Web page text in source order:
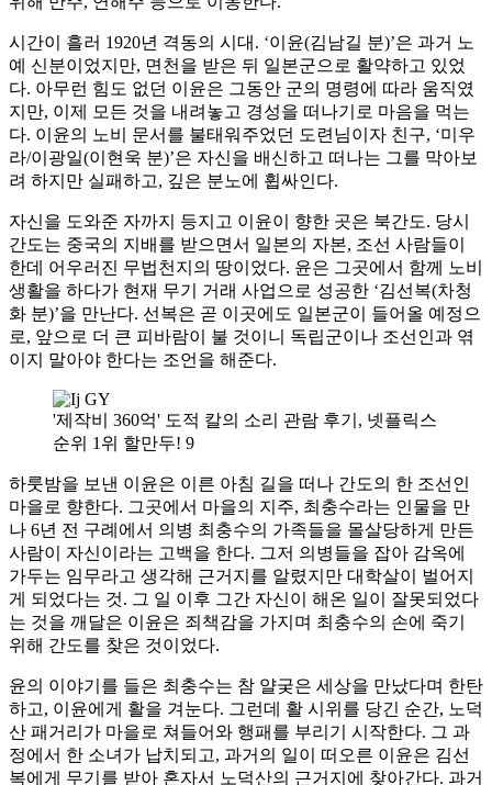
시간이 흘러 1920년 격동의 시대. ‘이윤(김남길 분)’은 과거 노
예 신분이었지만, 면천을 받은 뒤 일본군으로 활약하고 있었
다. 아무런 힘도 없던 이윤은 그동안 군의 명령에 따라 움직였
지만, 이제 모든 것을 내려놓고 경성을 떠나기로 마음을 먹는
다. 이윤의 노비 문서를 불태워주었던 도련님이자 친구, ‘미우
라/이광일(이현욱 분)’은 자신을 배신하고 떠나는 그를 막아보
려 하지만 실패하고, 깊은 분노에 휩싸인다.
자신을 도와준 자까지 등지고 이윤이 향한 곳은 북간도. 당시
간도는 중국의 지배를 받으면서 일본의 자본, 조선 사람들이
한데 어우러진 무법천지의 땅이었다. 윤은 그곳에서 함께 노비
생활을 하다가 현재 무기 거래 사업으로 성공한 ‘김선복(차청
화 분)’을 만난다. 선복은 곧 이곳에도 일본군이 들어올 예정으
로, 앞으로 더 큰 피바람이 불 것이니 독립군이나 조선인과 엮
이지 말아야 한다는 조언을 해준다.
'제작비 360억' 도적 칼의 소리 관람 후기, 넷플릭스
순위 1위 할만두! 9
하룻밤을 보낸 이윤은 이른 아침 길을 떠나 간도의 한 조선인
마을로 향한다. 그곳에서 마을의 지주, 최충수라는 인물을 만
나 6년 전 구례에서 의병 최충수의 가족들을 몰살당하게 만든
사람이 자신이라는 고백을 한다. 그저 의병들을 잡아 감옥에
가두는 임무라고 생각해 근거지를 알렸지만 대학살이 벌어지
게 되었다는 것. 그 일 이후 그간 자신이 해온 일이 잘못되었다
는 것을 깨달은 이윤은 죄책감을 가지며 최충수의 손에 죽기
위해 간도를 찾은 것이었다.
윤의 이야기를 들은 최충수는 참 얄궂은 세상을 만났다며 한탄
하고, 이윤에게 활을 겨눈다. 그런데 활 시위를 당긴 순간, 노덕
산 패거리가 마을로 쳐들어와 행패를 부리기 시작한다. 그 과
정에서 한 소녀가 납치되고, 과거의 일이 떠오른 이윤은 김선
복에게 무기를 받아 혼자서 노덕산의 근거지에 찾아간다. 과거